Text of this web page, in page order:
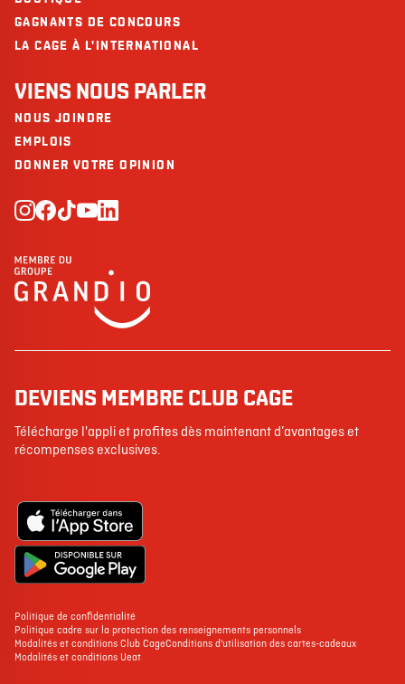
GAGNANTS DE CONCOURS
LA CAGE À L'INTERNATIONAL
VIENS NOUS PARLER
NOUS JOINDRE
EMPLOIS
DONNER VOTRE OPINION
DEVIENS MEMBRE CLUB CAGE
Télécharge l'appli et profites dès maintenant d’avantages et
récompenses exclusives.
Politique de confidentialité
Politique cadre sur la protection des renseignements personnels
Modalités et conditions Club CageConditions d'utilisation des cartes-cadeaux
Modalités et conditions Ueat